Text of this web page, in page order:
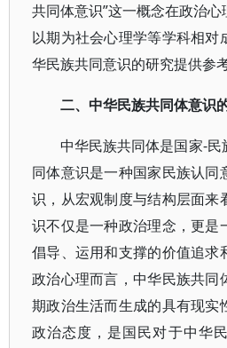
共同体意识”这一概念在政治心
以期为社会心理学等学科相对
华民族共同意识的研究提供参考
二、中华民族共同体意识
中华民族共同体是国家-
同体意识是一种国家民族认同
识，从宏观制度与结构层面来
识不仅是一种政治理念，更是
倡导、运用和支撑的价值追求
政治心理而言，中华民族共同
期政治生活而生成的具有现实
政治态度，是国民对于中华